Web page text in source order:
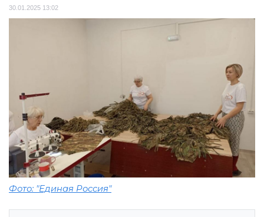
30.01.2025 13:02
Фото: "Единая Россия"